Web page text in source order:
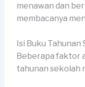
menawan dan
membacanya
Isi Buku Tahunan
Beberapa faktor
tahunan sekolah